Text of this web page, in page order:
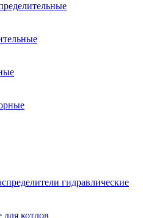
гидравлические
котлов